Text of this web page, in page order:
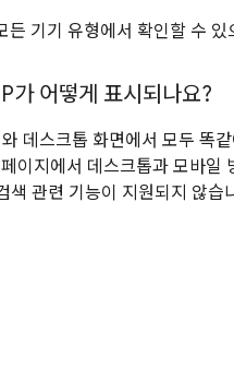
든 기기 유형에서 확인할 수
가 어떻게 표시되나요?
와 데스크톱 화면에서 모두 똑
페이지에서 데스크톱과 모바
색 관련 기능이 지원되지 않습